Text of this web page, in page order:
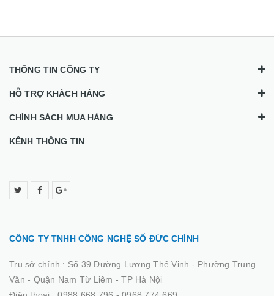
THÔNG TIN CÔNG TY
HỖ TRỢ KHÁCH HÀNG
CHÍNH SÁCH MUA HÀNG
KÊNH THÔNG TIN
CÔNG TY TNHH CÔNG NGHỆ SỐ ĐỨC CHÍNH
Trụ sở chính : Số 39 Đường Lương Thế Vinh - Phường Trung
Văn - Quận Nam Từ Liêm - TP Hà Nội